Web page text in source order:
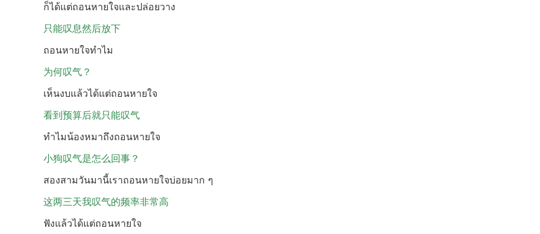
ก็ได้แต่ถอนหายใจและปล่อยวาง
只能叹息然后放下
ถอนหายใจทำไม
为何叹气？
เห็นงบแล้วได้แต่ถอนหายใจ
看到预算后就只能叹气
ทำไมน้องหมาถึงถอนหายใจ
小狗叹气是怎么回事？
สองสามวันมานี้เราถอนหายใจบ่อยมาก ๆ
这两三天我叹气的频率非常高
ฟังแล้วได้แต่ถอนหายใจ